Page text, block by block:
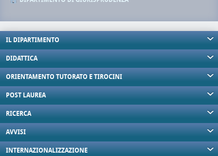
IL DIPARTIMENTO
DIDATTICA
ORIENTAMENTO TUTORATO E TIROCINI
POST LAUREA
RICERCA
AVVISI
INTERNAZIONALIZZAZIONE